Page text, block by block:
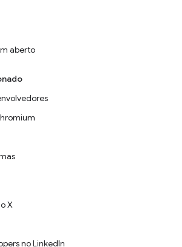
aberto
X
no LinkedIn